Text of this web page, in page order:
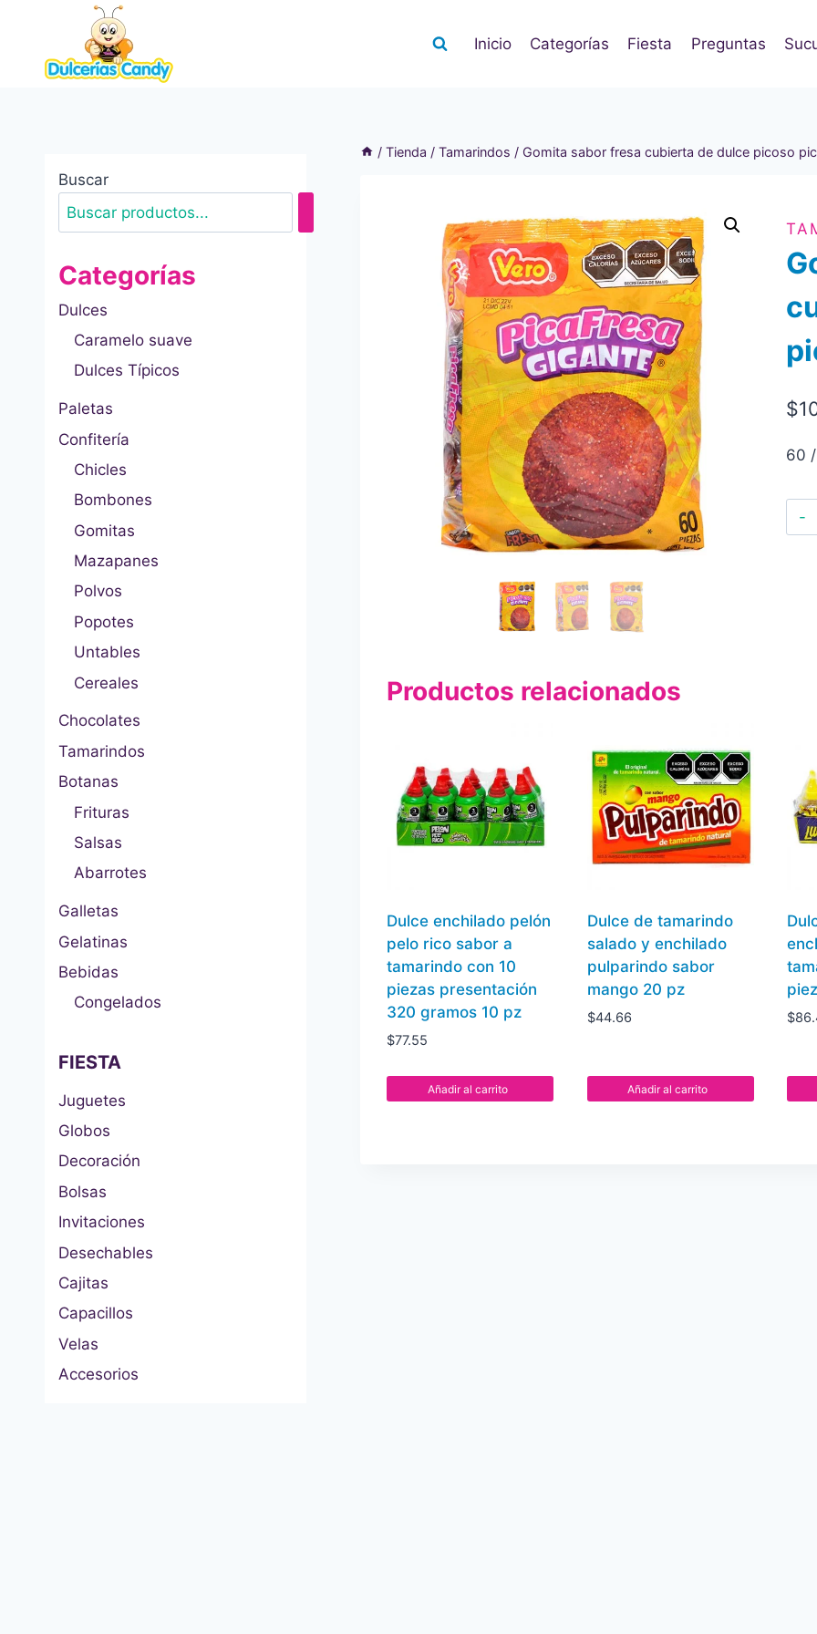
contenido
Inicio Categorías Fiesta Preguntas
/ Tienda / Tamarindos / Gomita sabor fresa cubierta de dulce picoso
$
60
Productos relacionados
Dulce enchilado pelón
pelo rico sabor a
tamarindo con 10
piezas presentación
320 gramos 10 pz
$77.55
Añadir al carrito
Dulce de tamarindo
salado y enchilado
pulparindo sabor
mango 20 pz
$44.66
Añadir al carrito
$
Buscar
Categorías
Dulces
Caramelo suave
Dulces Típicos
Paletas
Confitería
Chicles
Bombones
Gomitas
Mazapanes
Polvos
Popotes
Untables
Cereales
Chocolates
Tamarindos
Botanas
Frituras
Salsas
Abarrotes
Galletas
Gelatinas
Bebidas
Congelados
FIESTA
Juguetes
Globos
Decoración
Bolsas
Invitaciones
Desechables
Cajitas
Capacillos
Velas
Accesorios